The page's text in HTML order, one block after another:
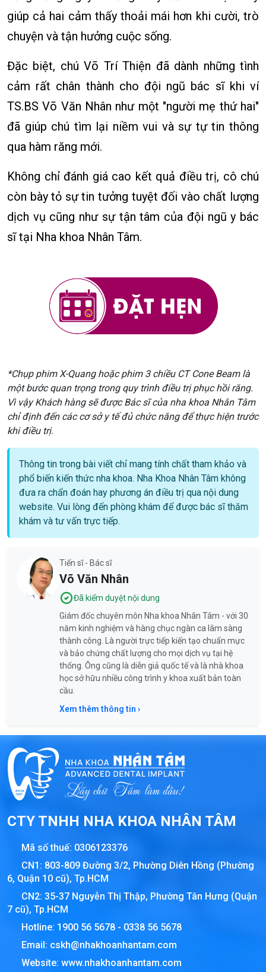
giúp cả hai cảm thấy thoải mái hơn khi cười, trò
chuyện và tận hưởng cuộc sống.
Đặc biệt, chú Võ Trí Thiện đã dành những tình
cảm rất chân thành cho đội ngũ bác sĩ khi ví
TS.BS Võ Văn Nhân như một "người mẹ thứ hai"
đã giúp chú tìm lại niềm vui và sự tự tin thông
qua hàm răng mới.
Không chỉ đánh giá cao kết quả điều trị, cô chú
còn bày tỏ sự tin tưởng tuyệt đối vào chất lượng
dịch vụ cũng như sự tận tâm của đội ngũ y bác
sĩ tại Nha khoa Nhân Tâm.
*Chụp phim X-Quang hoặc phim 3 chiều CT Cone Beam là
một bước quan trọng trong quy trình điều trị phục hồi răng.
Vì vậy Khách hàng sẽ được Bác sĩ của nha khoa Nhân Tâm
chỉ định đến các cơ sở y tế đủ chức năng để thực hiện trước
khi điều trị.
Thông tin trong bài viết chỉ mang tính chất tham khảo và
phổ biến kiến thức nha khoa. Nha Khoa Nhân Tâm không
đưa ra chẩn đoán hay phương án điều trị qua nội dung
website. Vui lòng đến phòng khám để được bác sĩ thăm
khám và tư vấn trực tiếp.
Tiến sĩ - Bác sĩ
Võ Văn Nhân
Đã kiểm duyệt nội dung
Giám đốc chuyên môn Nha khoa Nhân Tâm - với 30
năm kinh nghiệm và hàng chục ngàn ca lâm sàng
thành công. Là người trực tiếp kiến tạo chuẩn mực
và bảo chứng chất lượng cho mọi dịch vụ tại hệ
thống. Ông cũng là diễn giả quốc tế và là nhà khoa
học sở hữu nhiều công trình y khoa xuất bản toàn
cầu.
Xem thêm thông tin ›
CTY TNHH NHA KHOA NHÂN TÂM
Mã số thuế: 0306123376
CN1: 803-809 Đường 3/2, Phường Diên Hồng (Phường
6, Quận 10 cũ), Tp.HCM
CN2: 35-37 Nguyễn Thị Thập, Phường Tân Hưng (Quận
7 cũ), Tp.HCM
Hotline: 1900 56 5678 - 0338 56 5678
Email: cskh@nhakhoanhantam.com
Website: www.nhakhoanhantam.com